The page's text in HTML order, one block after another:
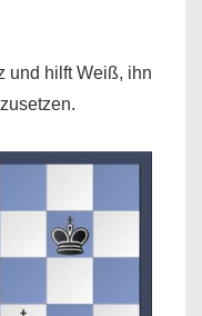
und hilft Weiß, ihn